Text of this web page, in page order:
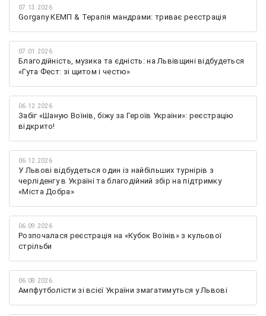
07.13.2026
Gorgany КЕМП & Терапія мандрами: триває реєстрація
07.01.2026
Благодійність, музика та єдність: на Львівщині відбудеться
«Гута Фест: зі щитом і честю»
06.12.2026
Забіг «Шаную Воїнів, біжу за Героїв України»: реєстрацію
відкрито!
06.12.2026
У Львові відбудеться один із найбільших турнірів з
черліденгу в Україні та благодійний збір на підтримку
«Міста Добра»
06.09.2026
Розпочалася реєстрація на «Кубок Воїнів» з кульової
стрільби
06.08.2026
Ампфутболісти зі всієї України змагатимуться у Львові